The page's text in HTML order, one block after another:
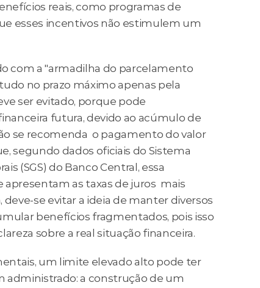
reais, como programas de
esses incentivos não estimulem um
com a "armadilha do parcelamento
tudo no prazo máximo apenas pela
ser evitado, porque pode
futura, devido ao acúmulo de
se recomenda  o pagamento do valor
segundo dados oficiais do Sistema
(SGS) do Banco Central, essa
as taxas de juros  mais
se evitar a ideia de manter diversos
benefícios fragmentados, pois isso
sobre a real situação financeira.
um limite elevado alto pode ter
a construção de um